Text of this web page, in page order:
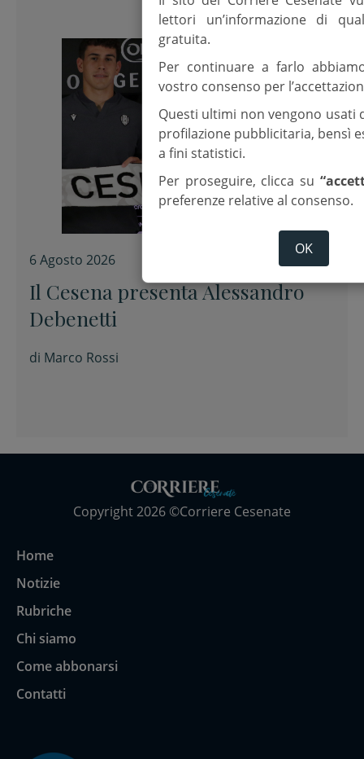
6 Agosto 2026
Il Cesena presenta Alessandro
Debenetti
di Marco Rossi
Copyright 2026 ©Corriere Cesenate
Home
Notizie
Rubriche
Chi siamo
Come abbonarsi
Contatti
lettori un’informazione di
gratuita.
Per continuare a farlo
vostro consenso per
Questi ultimi non vengono usati
profilazione pubblicitaria, bensì
a fini statistici.
Per proseguire, clicca su
preferenze relative al consenso.
OK